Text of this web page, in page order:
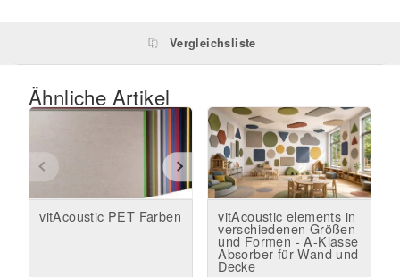
Vergleichsliste
Ähnliche Artikel
vitAcoustic PET Farben vitAcoustic elements in
verschiedenen Größen
und Formen - A-Klasse
Absorber für Wand und
Decke